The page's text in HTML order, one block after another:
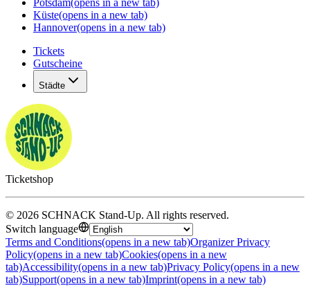
Küste(opens in a new tab)
Hannover(opens in a new tab)
Tickets
Gutscheine
Städte
Ticketshop
© 2026 SCHNACK Stand-Up. All rights reserved.
Switch language
Terms and Conditions(opens in a new tab)Organizer Privacy
Policy(opens in a new tab)Cookies(opens in a new
tab)Accessibility(opens in a new tab)Privacy Policy(opens in a new
tab)Support(opens in a new tab)Imprint(opens in a new tab)